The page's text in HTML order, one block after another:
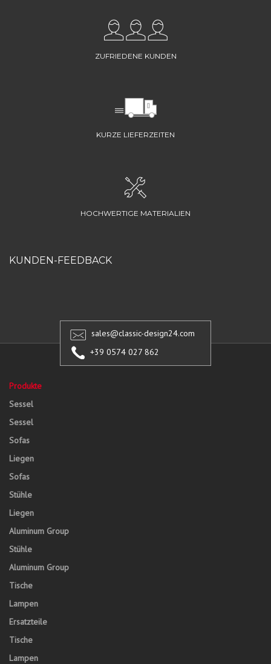
ZUFRIEDENE KUNDEN
KURZE LIEFERZEITEN
HOCHWERTIGE MATERIALIEN
KUNDEN-FEEDBACK
sales@classic-design24.com
+39 0574 027 862
Produkte
Sessel
Sessel
Sofas
Liegen
Sofas
Stühle
Liegen
Aluminum Group
Stühle
Aluminum Group
Tische
Lampen
Ersatzteile
Tische
Lampen